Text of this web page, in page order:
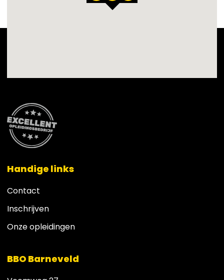
Handige links
Contact
Inschrijven
Onze opleidingen
BBO Barneveld